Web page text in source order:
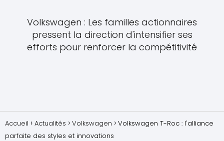
Volkswagen : Les familles actionnaires
pressent la direction d'intensifier ses
efforts pour renforcer la compétitivité
Accueil Actualités Volkswagen
Volkswagen T-Roc : l'alliance
parfaite des styles et innovations